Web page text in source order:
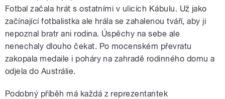
Fotbal začala hrát s ostatními v ulicích Kábulu. Už jako
začínající fotbalistka ale hrála se zahalenou tváří, aby ji
nepoznal bratr ani rodina. Úspěchy na sebe ale
nenechaly dlouho čekat. Po mocenském převratu
zakopala medaile i poháry na zahradě rodinného domu a
odjela do Austrálie.
Podobný příběh má každá z reprezentantek